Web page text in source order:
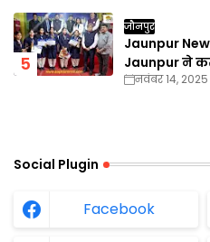
जौनपुर
Jaunpur
Jaunpur ने
नवंबर 14, 2025
Social Plugin
Facebook